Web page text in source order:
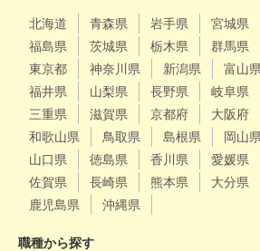
北海道 青森県 岩手県 宮城県
福島県
茨城県 栃木県 群馬県
東京都
神奈川県 新潟県 富山県
福井県
山梨県 長野県 岐阜県
三重県
滋賀県 京都府 大阪府
和歌山県
鳥取県 島根県 岡山県
山口県
徳島県 香川県 愛媛県
佐賀県
長崎県 熊本県 大分県
鹿児島県
沖縄県
職種から探す